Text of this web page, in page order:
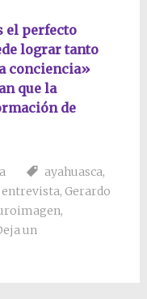
el perfecto
lograr tanto
conciencia»
que la
de
ayahuasca,
entrevista, Gerardo
,
un